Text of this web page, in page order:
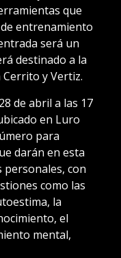
que
entrenamiento
será un
destinado a la
y Vertiz.
de abril a las 17
en Luro
para
darán en esta
personales, con
como las
la
el
mental,